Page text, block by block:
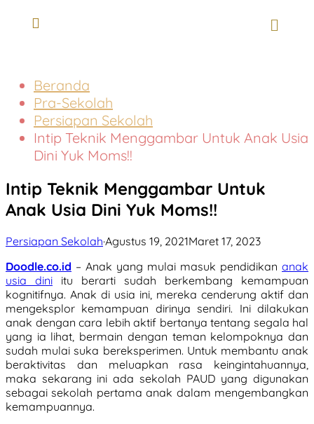
Beranda
Pra-Sekolah
Persiapan Sekolah
Intip Teknik Menggambar Untuk Anak Usia
Dini Yuk Moms!!
Intip Teknik Menggambar Untuk
Anak Usia Dini Yuk Moms!!
Persiapan Sekolah·Agustus 19, 2021Maret 17, 2023
Doodle.co.id – Anak yang mulai masuk pendidikan anak
usia dini itu berarti sudah berkembang kemampuan
kognitifnya. Anak di usia ini, mereka cenderung aktif dan
mengeksplor kemampuan dirinya sendiri. Ini dilakukan
anak dengan cara lebih aktif bertanya tentang segala hal
yang ia lihat, bermain dengan teman kelompoknya dan
sudah mulai suka bereksperimen. Untuk membantu anak
beraktivitas dan meluapkan rasa keingintahuannya,
maka sekarang ini ada sekolah PAUD yang digunakan
sebagai sekolah pertama anak dalam mengembangkan
kemampuannya.